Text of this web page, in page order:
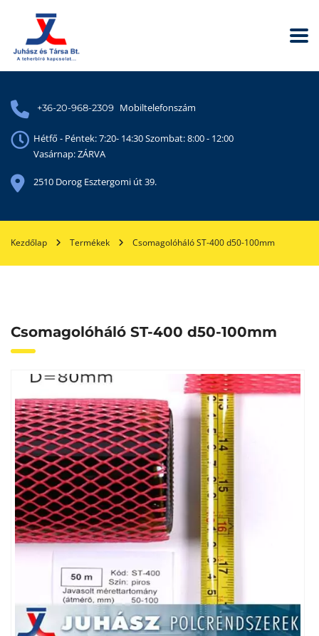
+36-20-968-2309 Mobiltelefonszám
Hétfő - Péntek: 7:20- 14:30 Szombat: 8:00 - 12:00
Vasárnap: ZÁRVA
2510 Dorog Esztergomi út 39.
Kezdőlap Termékek Csomagolóháló ST-400 d50-100mm
Csomagolóháló ST-400 d50-100mm